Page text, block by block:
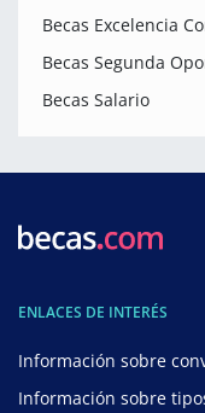
Becas Excelencia
Becas Segunda
Becas Salario
ENLACES DE INTERÉS
Información sobre
Información sobre